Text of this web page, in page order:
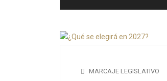
MARCAJE LEGISLATIVO